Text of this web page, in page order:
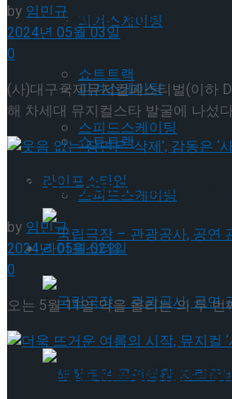
피겨스케이팅
쇼트트랙
스피드스케이팅
라이프스타일
국립극장 – 관광공사, 공
Trending Tags
피겨스케이팅
쇼트트랙
스피드스케이팅
라이프스타일
국립극장 – 관광공사,
by임민규
2024년 05월 03일
0
(사)대구국제뮤지컬페스티벌(이하
해 차세대 뮤지컬스타 발굴에 나섰
웃음 없는 장면은 ‘삭제’, 감동
by 임민규
2024년 05월 02일
0
오는 5월 11일 막을 올리는 의 두 번
더욱 뜨거운 여름의 시작, 뮤